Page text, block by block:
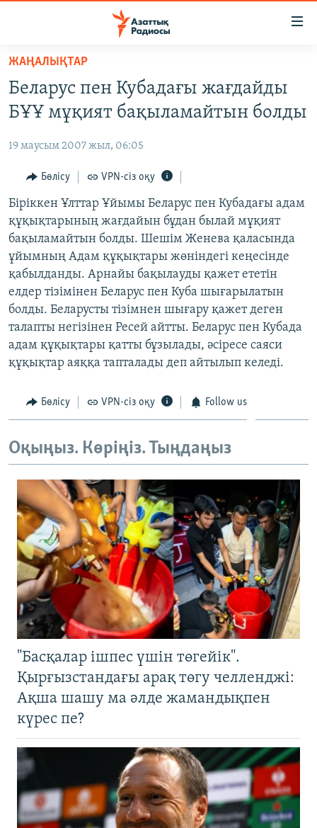
Skip
main
content
to
Navigation
Skip
to
Search
САЯСАТ
AZATTYQTV
ҚАҢТАР ОҚИҒАСЫ
АДАМ ҚҰҚЫҚТАРЫ
ӘЛЕУМЕТ
ӘЛЕМ
АРНАЙЫ ЖОБАЛАР
Русский
ЖАЗЫЛЫҢЫЗ
Басқа тілдерде
ЖАҢАЛЫҚТАР
Беларус пен Кубадағы жағдайды
БҰҰ мұқият бақыламайтын болды
19 маусым 2007 жыл, 06:05
Бөлісу VPN-сіз оқу
Біріккен Ұлттар Ұйымы Беларус пен Кубадағы адам
құқықтарының жағдайын бұдан былай мұқият
бақыламайтын болды. Шешім Женева қаласында
ұйымның Адам құқықтары жөніндегі кеңесінде
қабылданды. Арнайы бақылауды қажет ететін
елдер тізімінен Беларус пен Куба шығарылатын
болды. Беларусты тізімнен шығару қажет деген
талапты негізінен Ресей айтты. Беларус пен Кубада
адам құқықтары қатты бұзылады, әсіресе саяси
құқықтар аяққа тапталады деп айтылып келеді.
Бөлісу VPN-сіз оқу Follow us
Оқыңыз. Көріңіз. Тыңдаңыз
"Басқалар ішпес үшін төгейік".
Қырғызстандағы арақ төгу челленджі:
Ақша шашу ма әлде жамандықпен
күрес пе?